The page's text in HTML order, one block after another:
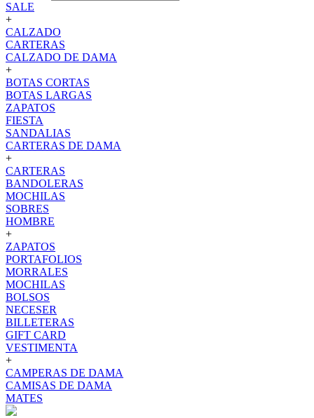
SALE
+
CALZADO
CARTERAS
CALZADO DE DAMA
+
BOTAS CORTAS
BOTAS LARGAS
ZAPATOS
FIESTA
SANDALIAS
CARTERAS DE DAMA
+
CARTERAS
BANDOLERAS
MOCHILAS
SOBRES
HOMBRE
+
ZAPATOS
PORTAFOLIOS
MORRALES
MOCHILAS
BOLSOS
NECESER
BILLETERAS
GIFT CARD
VESTIMENTA
+
CAMPERAS DE DAMA
CAMISAS DE DAMA
MATES